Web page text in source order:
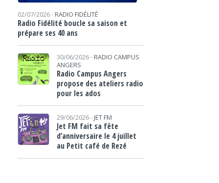
02/07/2026 - RADIO FIDÉLITÉ
Radio Fidélité boucle sa saison et
prépare ses 40 ans
30/06/2026 - RADIO CAMPUS
ANGERS
Radio Campus Angers
propose des ateliers radio
pour les ados
29/06/2026 - JET FM
Jet FM fait sa fête
d’anniversaire le 4 juillet
au Petit café de Rezé